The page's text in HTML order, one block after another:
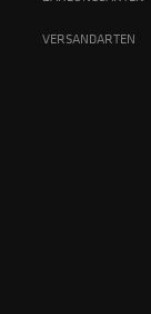
VERSANDARTEN